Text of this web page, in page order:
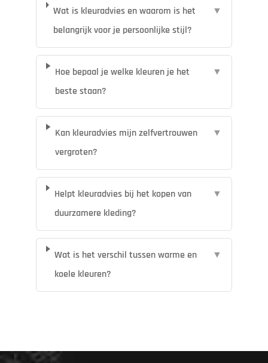
Wat is kleuradvies en waarom is het
belangrijk voor je persoonlijke stijl?
▼
Hoe bepaal je welke kleuren je het
beste staan?
▼
Kan kleuradvies mijn zelfvertrouwen
vergroten?
▼
Helpt kleuradvies bij het kopen van
duurzamere kleding?
▼
Wat is het verschil tussen warme en
koele kleuren?
▼